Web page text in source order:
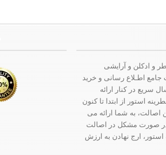
و ادکلن و آرایشی
سـایت جامع اطـلاع رسانی و خرید
سریع در کنار ارائه
استور از ابتدا تا کنون
به شما ارائه می
در صورت مشکل در اصالت
ارج نهادن به ارزش